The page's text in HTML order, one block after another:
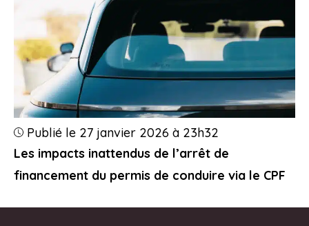
Les impacts inattendus de l’arrêt de
financement du permis de conduire via le CPF
Publié le 27 janvier 2026 à 23h32